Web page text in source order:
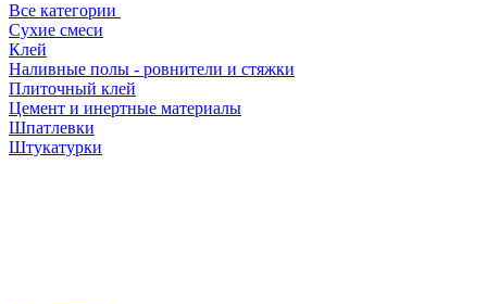
Все категории
Сухие смеси
Клей
Наливные полы - ровнители и стяжки
Плиточный клей
Цемент и инертные материалы
Шпатлевки
Штукатурки